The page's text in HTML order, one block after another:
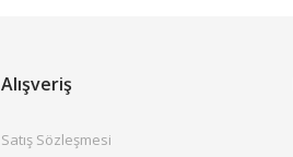
Alışveriş
Satış Sözleşmesi